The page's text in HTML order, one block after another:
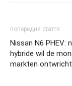
попередня стаття
Nissan N6 PHEV:
hybride wil de
markten